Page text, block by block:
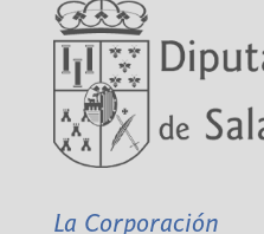
La Corporación